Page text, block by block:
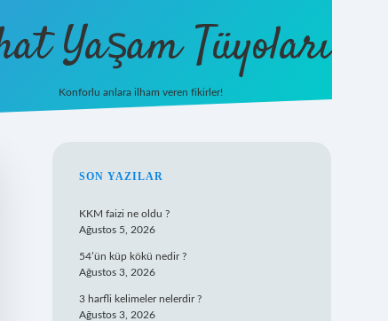
Yaşam Tüyoları
Konforlu anlara ilham veren fikirler!
SIDEBAR
SON YAZILAR
KKM faizi ne oldu ?
Ağustos 5, 2026
54’ün küp kökü nedir ?
Ağustos 3, 2026
3 harfli kelimeler nelerdir ?
Ağustos 3, 2026